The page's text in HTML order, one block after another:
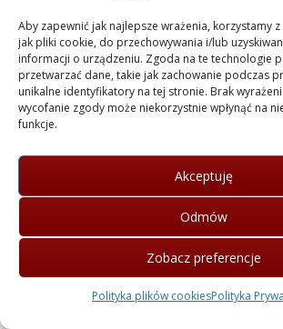
Aby zapewnić jak najlepsze wrażenia, korzystamy
jak pliki cookie, do przechowywania i/lub
informacji o urządzeniu. Zgoda na te technologie
przetwarzać dane, takie jak zachowanie podczas
unikalne identyfikatory na tej stronie. Brak
wycofanie zgody może niekorzystnie wpłynąć na
funkcje.
Akceptuję
Odmów
Zobacz preferencje
Polityka plików cookiesPolityka
szkolacoachingu.pl | Kontakt
|
English
| Polityka Prywatności
|
Polityka plików cookies (EU)